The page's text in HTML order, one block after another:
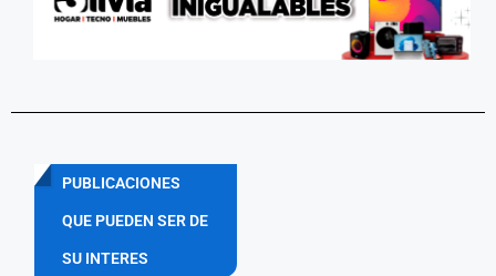
PUBLICACIONES
QUE PUEDEN SER DE
SU INTERES